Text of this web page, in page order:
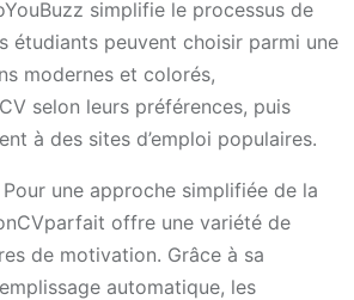
simplifie le processus de
étudiants peuvent choisir parmi une
modernes et colorés,
selon leurs préférences, puis
à des sites d’emploi populaires.
Pour une approche simplifiée de la
offre une variété de
de motivation. Grâce à sa
automatique, les